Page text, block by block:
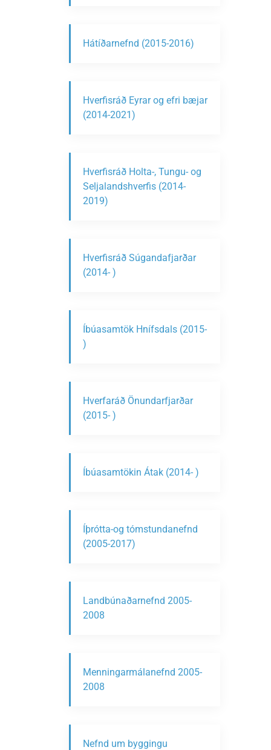
Hátíðarnefnd (2015-2016)
Hverfisráð Eyrar og efri bæjar
(2014-2021)
Hverfisráð Holta-, Tungu- og
Seljalandshverfis (2014-
2019)
Hverfisráð Súgandafjarðar
(2014- )
Íbúasamtök Hnífsdals (2015-
)
Hverfaráð Önundarfjarðar
(2015- )
Íbúasamtökin Átak (2014- )
Íþrótta-og tómstundanefnd
(2005-2017)
Landbúnaðarnefnd 2005-
2008
Menningarmálanefnd 2005-
2008
Nefnd um byggingu